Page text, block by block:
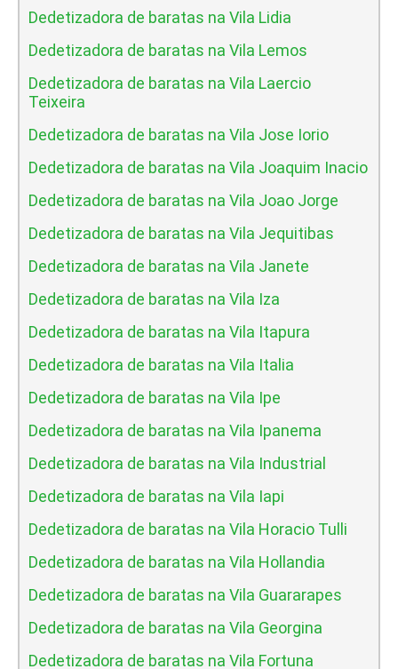
Dedetizadora de baratas na Vila Lidia
Dedetizadora de baratas na Vila Lemos
Dedetizadora de baratas na Vila Laercio
Teixeira
Dedetizadora de baratas na Vila Jose Iorio
Dedetizadora de baratas na Vila Joaquim Inacio
Dedetizadora de baratas na Vila Joao Jorge
Dedetizadora de baratas na Vila Jequitibas
Dedetizadora de baratas na Vila Janete
Dedetizadora de baratas na Vila Iza
Dedetizadora de baratas na Vila Itapura
Dedetizadora de baratas na Vila Italia
Dedetizadora de baratas na Vila Ipe
Dedetizadora de baratas na Vila Ipanema
Dedetizadora de baratas na Vila Industrial
Dedetizadora de baratas na Vila Iapi
Dedetizadora de baratas na Vila Horacio Tulli
Dedetizadora de baratas na Vila Hollandia
Dedetizadora de baratas na Vila Guararapes
Dedetizadora de baratas na Vila Georgina
Dedetizadora de baratas na Vila Fortuna